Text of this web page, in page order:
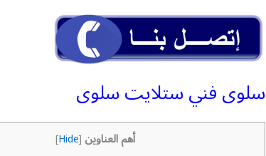
سلوى فني ستلايت سلوى
أهم العناوين [
Hide
]